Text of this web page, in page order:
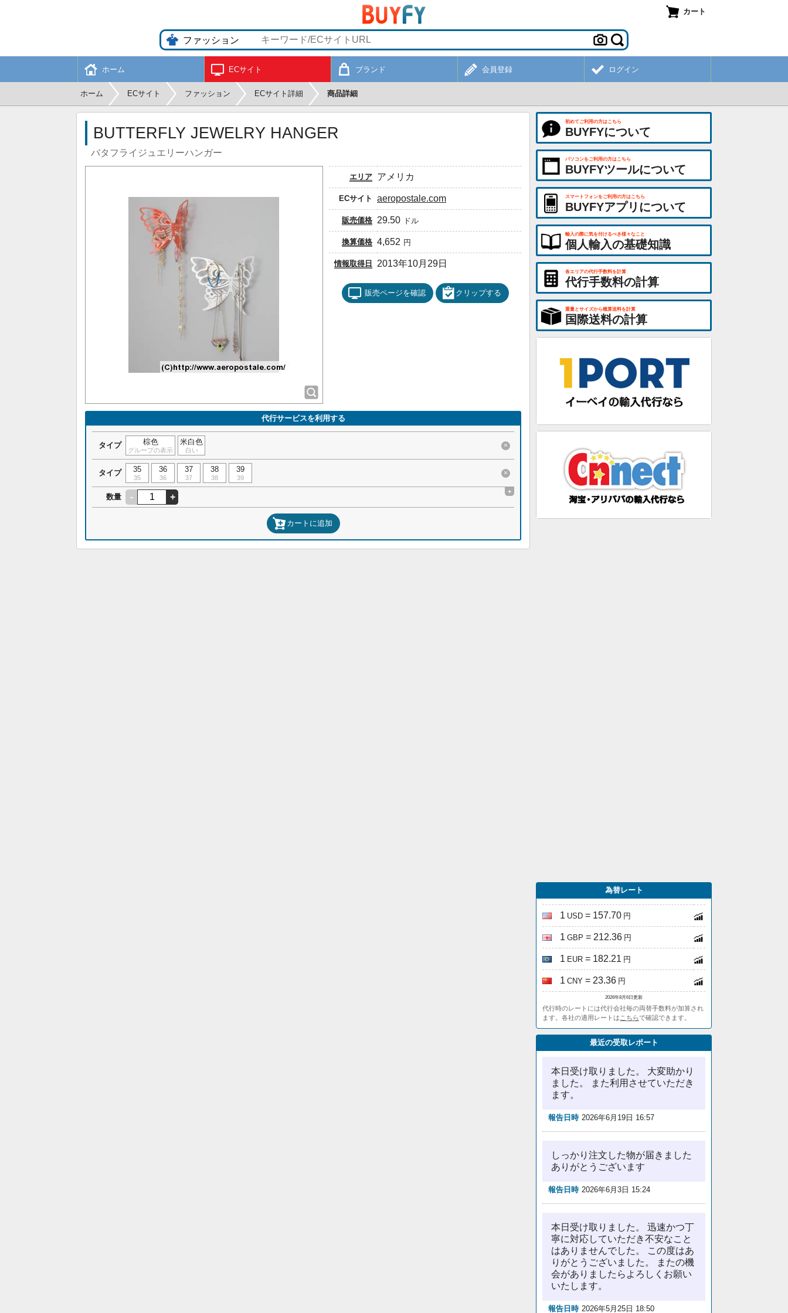
カート
ホーム ECサイト ブランド 会員登録 ログイン
ホーム ECサイト ファッション ECサイト詳細 商品詳細
BUTTERFLY JEWELRY HANGER
バタフライジュエリーハンガー
エリア アメリカ
ECサイト aeropostale.com
販売価格 29.50 ドル
換算価格 4,652 円
情報取得日 2013年10月29日
販売ページを確認 クリップする
代行サービスを利用する
タイプ 棕色
グループの表示
米白色
白い
×
タイプ 35
35
36
36
37
37
38
38
39
39
×
数量 - +
+
カートに追加
初めてご利用の方はこちら
BUYFYについて
パソコンをご利用の方はこちら
BUYFYツールについて
スマートフォンをご利用の方はこちら
BUYFYアプリについて
輸入の際に気を付けるべき様々なこと
個人輸入の基礎知識
各エリアの代行手数料を計算
代行手数料の計算
重量とサイズから概算送料を計算
国際送料の計算
為替レート
1 USD = 157.70 円
1 GBP = 212.36 円
1 EUR = 182.21 円
1 CNY = 23.36 円
2026年8月6日更新
代行時のレートには代行会社毎の両替手数料が加算され
ます。各社の適用レートは こちらで確認できます。
最近の受取レポート
本日受け取りました。 大変助かり
ました。 また利用させていただき
ます。
報告日時 2026年6月19日 16:57
しっかり注文した物が届きました
ありがとうございます
報告日時 2026年6月3日 15:24
本日受け取りました。 迅速かつ丁
寧に対応していただき不安なこと
はありませんでした。 この度はあ
りがとうございました。 またの機
会がありましたらよろしくお願い
いたします。
報告日時 2026年5月25日 18:50